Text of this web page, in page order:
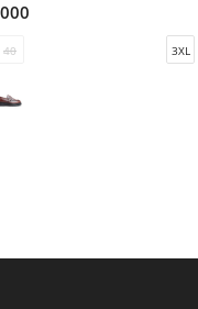
3XL
40